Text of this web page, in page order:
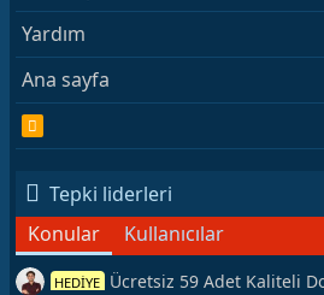
Yardım
Ana sayfa
S
Tepki liderleri
Konular
Kullanıcılar
HEDİYE Ücretsiz 59 Adet Kaliteli